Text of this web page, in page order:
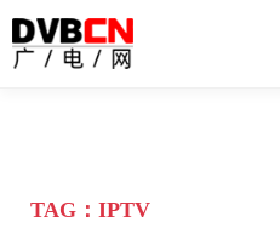
TAG：IPTV